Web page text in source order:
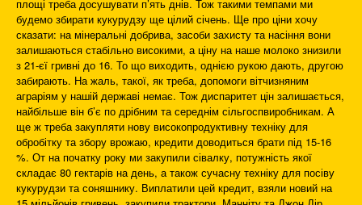
площі треба досушувати п’ять днів. Тож такими темпами ми
будемо збирати кукурудзу ще цілий січень. Ще про ціни хочу
сказати: на мінеральні добрива, засоби захисту та насіння вони
залишаються стабільно високими, а ціну на наше молоко знизили
з 21-єї гривні до 16. То що виходить, однією рукою дають, другою
забирають. На жаль, такої, як треба, допомоги вітчизняним
аграріям у нашій державі немає. Тож диспаритет цін залишається,
найбільше він б’є по дрібним та середнім сільгоспвиробникам. А
ще ж треба закупляти нову високопродуктивну техніку для
обробітку та збору врожаю, кредити доводиться брати під 15-16
%. От на початку року ми закупили сівалку, потужність якої
складає 80 гектарів на день, а також сучасну техніку для посіву
кукурудзи та соняшнику. Виплатили цей кредит, взяли новий на